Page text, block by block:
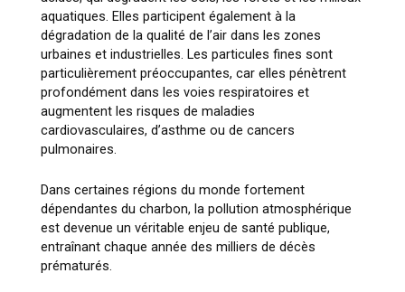
aquatiques. Elles participent également à la
dégradation de la qualité de l’air dans les zones
urbaines et industrielles. Les particules fines sont
particulièrement préoccupantes, car elles pénètrent
profondément dans les voies respiratoires et
augmentent les risques de maladies
cardiovasculaires, d’asthme ou de cancers
pulmonaires.
Dans certaines régions du monde fortement
dépendantes du charbon, la pollution atmosphérique
est devenue un véritable enjeu de santé publique,
entraînant chaque année des milliers de décès
prématurés.